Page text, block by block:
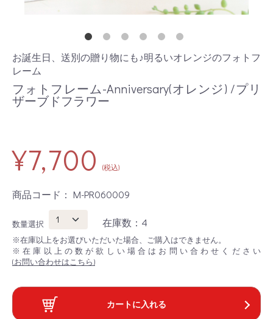
お誕生日、送別の贈り物にも♪明るいオレンジのフォトフ
レーム
フォトフレーム-Anniversary(オレンジ) /プリ
ザーブドフラワー
¥7,700 (税込)
商品コード： M-PR060009
数量選択 在庫数：4
※在庫以上をお選びいただいた場合、ご購入はできません。
※在庫以上の数が欲しい場合はお問い合わせください
(お問い合わせはこちら)
カートに入れる